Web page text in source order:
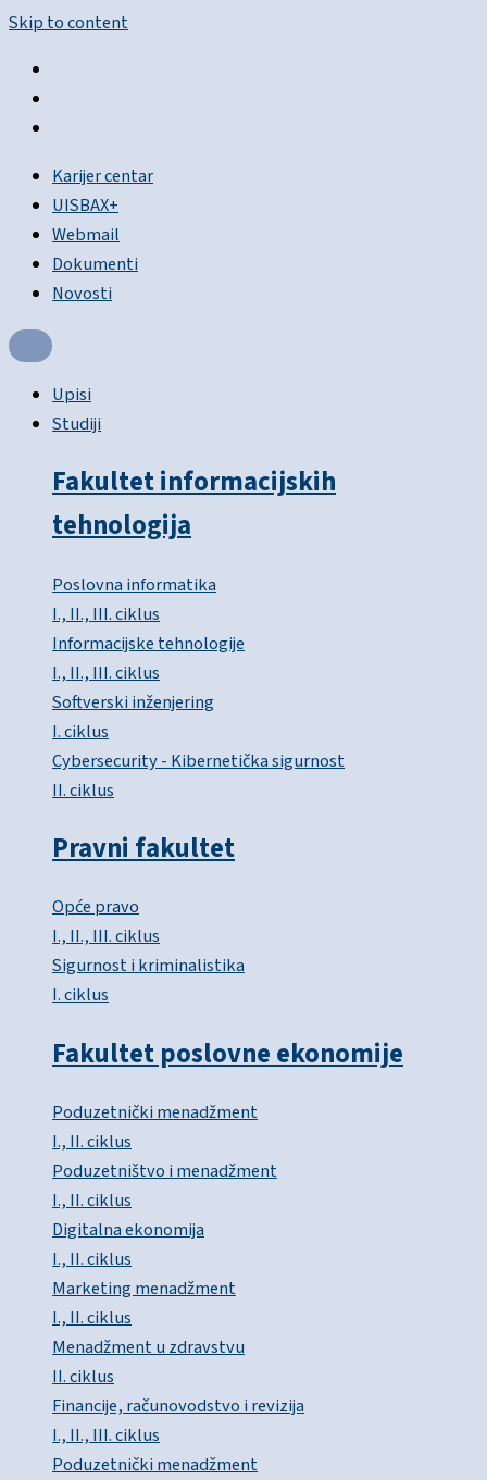
Skip to content
Karijer centar
UISBAX+
Webmail
Dokumenti
Novosti
Upisi
Studiji
Fakultet informacijskih
tehnologija
Poslovna informatika
I., II., III. ciklus
Informacijske tehnologije
I., II., III. ciklus
Softverski inženjering
I. ciklus
Cybersecurity - Kibernetička sigurnost
II. ciklus
Pravni fakultet
Opće pravo
I., II., III. ciklus
Sigurnost i kriminalistika
I. ciklus
Fakultet poslovne ekonomije
Poduzetnički menadžment
I., II. ciklus
Poduzetništvo i menadžment
I., II. ciklus
Digitalna ekonomija
I., II. ciklus
Marketing menadžment
I., II. ciklus
Menadžment u zdravstvu
II. ciklus
Financije, računovodstvo i revizija
I., II., III. ciklus
Poduzetnički menadžment